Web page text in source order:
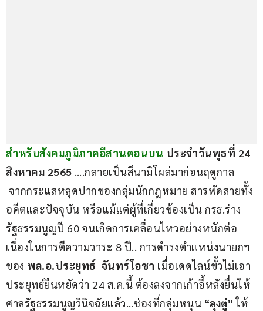
สำหรับสังคมภูมิภาคอีสานตอนบน ประจำวันพุธที่ 24
สิงหาคม 2565 ….กลายเป็นสึนามิโผล่มาก่อนฤดูกาล
จากกระแสหลุดปากของกลุ่มนักกฎหมาย สารพัดสายทั้ง
อดีตและปัจจุบัน หรือแม้แต่ผู้ที่เกี่ยวข้องเป็น กรธ.ร่าง
รัฐธรรมนูญปี 60 จนเกิดการเคลื่อนไหวอย่างหนักต่อ
เนื่องในการตีความวาระ 8 ปี.. การดำรงตำแหน่งนายกฯ
ของ พล.อ.ประยุทธ์  จันทร์โอชา เมื่อเดดไลน์ขั้วไม่เอา
ประยุทธ์ยืนหยัดว่า 24 ส.ค.นี้ ต้องลงจากเก้าอี้หลังยื่นให้
ศาลรัฐธรรมนูญวินิจฉัยแล้ว…ช่องที่กลุ่มหนุน “ลุงตู่” ให้